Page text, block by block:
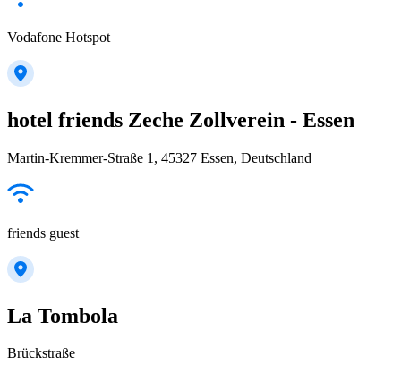
Vodafone Hotspot
hotel friends Zeche Zollverein - Essen
Martin-Kremmer-Straße 1, 45327 Essen, Deutschland
friends guest
La Tombola
Brückstraße